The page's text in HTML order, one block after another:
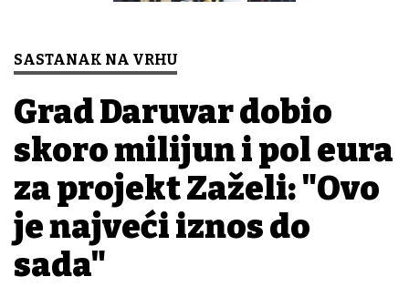
SASTANAK NA VRHU
Grad Daruvar dobio
skoro milijun i pol eura
za projekt Zaželi: "Ovo
je najveći iznos do
sada"